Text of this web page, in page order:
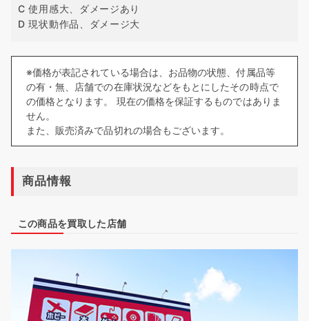
C 使用感大、ダメージあり
D 現状動作品、ダメージ大
※価格が表記されている場合は、お品物の状態、付属品等
の有・無、店舗での在庫状況などをもとにしたその時点で
の価格となります。 現在の価格を保証するものではありま
せん。
また、販売済みで品切れの場合もございます。
商品情報
この商品を買取した店舗